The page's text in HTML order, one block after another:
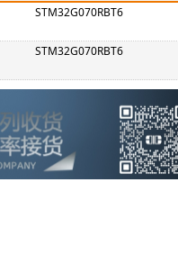
STM32G070RBT6
STM32G070RBT6